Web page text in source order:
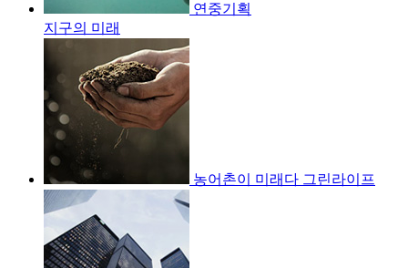
연중기획
지구의 미래
농어촌이 미래다 그린라이프